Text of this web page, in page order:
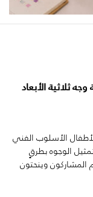
سنة): منحوتة وجه ثلاثية الأبعاد
الأسلوب الفني
الوجوه بطرقٍ
المشاركون وينحتون